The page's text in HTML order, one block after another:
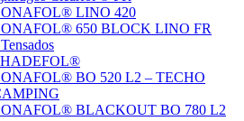
LINO 420
650 BLOCK LINO FR
BO 520 L2 – TECHO
BLACKOUT BO 780 L2